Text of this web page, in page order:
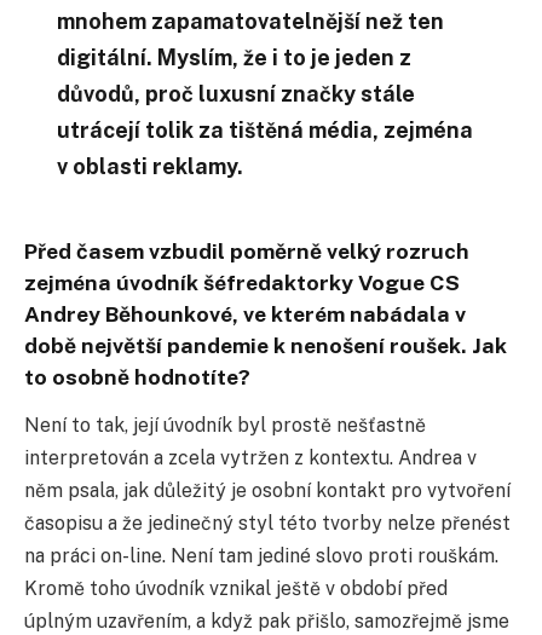
mnohem zapamatovatelnější než ten
digitální. Myslím, že i to je jeden z
důvodů, proč luxusní značky stále
utrácejí tolik za tištěná média, zejména
v oblasti reklamy.
Před časem vzbudil poměrně velký rozruch
zejména úvodník šéfredaktorky Vogue CS
Andrey Běhounkové, ve kterém nabádala v
době největší pandemie k nenošení roušek. Jak
to osobně hodnotíte?
Není to tak, její úvodník byl prostě nešťastně
interpretován a zcela vytržen z kontextu. Andrea v
něm psala, jak důležitý je osobní kontakt pro vytvoření
časopisu a že jedinečný styl této tvorby nelze přenést
na práci on-line. Není tam jediné slovo proti rouškám.
Kromě toho úvodník vznikal ještě v období před
úplným uzavřením, a když pak přišlo, samozřejmě jsme